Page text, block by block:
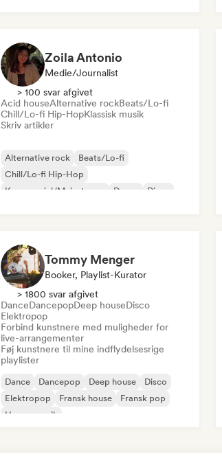
Zoila Antonio
Medie/journalist
> 100 svar afgivet
Acid houseAlternative rockBeats/Lo-fi
Chill/Lo-fi Hip-HopKlassisk musik
Skriv artikler
Alternative rock
Beats/Lo-fi
Chill/Lo-fi Hip-Hop
Kommerciel/Mainstream
Dance
Disco
Tommy Menger
Booker, Playlist-Kurator
> 1800 svar afgivet
DanceDancepopDeep houseDisco
Elektropop
Forbind kunstnere med muligheder for
live-arrangementer
Føj kunstnere til mine indflydelsesrige
playlister
Dance Dancepop Deep house
Disco
Elektropop
Fransk house
Fransk pop
House-musik